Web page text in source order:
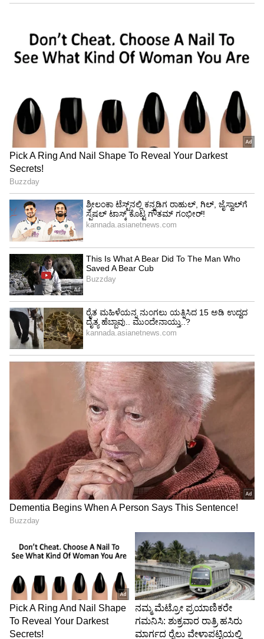
ಕೈಬಿಟ್ಟಿದ್ದರು. ಆದರೆ, ಸಾರ್ವಜನಿಕರ ನಿರಂತರ ಒತ್ತಡ ಮತ್ತು
ಹೋರಾಟದ ಫಲವಾಗಿ ಸಾರಿಗೆ ಸಂಸ್ಥೆ ಈಗ ಎಚ್ಚೆತ್ತುಕೊಂಡು
4
5
Social Media
ವೇಳಾಪಟ್ಟಿ ಬದಲಾವಣೆ
ಈ ವೇಳಾಪಟ್ಟಿ ಬದಲಾವಣೆಯು ಈ ಭಾಗದ ಪ್ರಯಾಣಿಕರಲ್ಲಿ
ಹರ್ಷ ತಂದಿದೆ. ವಿಶೇಷವಾಗಿ ಸಿದ್ದಾಪುರದಿಂದ ಕೊಲಸಿರ್ಸಿ,
ಬಿದ್ರಕಾನ್, ಮುತ್ತಿಗೆ, ಕವಲಕೊಪ್ಪ ಹಾಗೂ ಹಾರ್ಸಿಕಟ್ಟಾ ಕಡೆಗೆ
ತೆರಳುವ ಶಿಕ್ಷಕರು ಈವರೆಗೆ ಅನಿವಾರ್ಯವಾಗಿ ಖಾಸಗಿ
ವಾಹನಗಳನ್ನು ಅವಲಂಬಿಸಬೇಕಿತ್ತು. ಬಸ್ 9.30ಕ್ಕೆ
ಬಿಡುತ್ತಿದ್ದರಿಂದ ವಾಜಗದ್ದೆ ಭಾಗದ ಜನರಿಗೆ ಶಿರಸಿ ಹಾಗೂ
ಸಿದ್ದಾಪುರಕ್ಕೆ ತೆರಳಲು ವಿಳಂಬವಾಗುತ್ತಿತ್ತು. ಈಗ ಸಮಯ
ಬದಲಾವಣೆಯಿಂದ ಶಾಲಾ ಮಕ್ಕಳು ಹಾಗೂ ನಾಣಿಕಟ್ಟಾ
ಸರ್ಕಾರಿ ಕಾಲೇಜಿಗೆ ತೆರಳುವ ವಿದ್ಯಾರ್ಥಿಗಳು ಸರಿಯಾದ
ಸಮಯಕ್ಕೆ ತರಗತಿಗಳಿಗೆ ಹಾಜರಾಗಲು ಅನುಕೂಲವಾಗಲಿದೆ.